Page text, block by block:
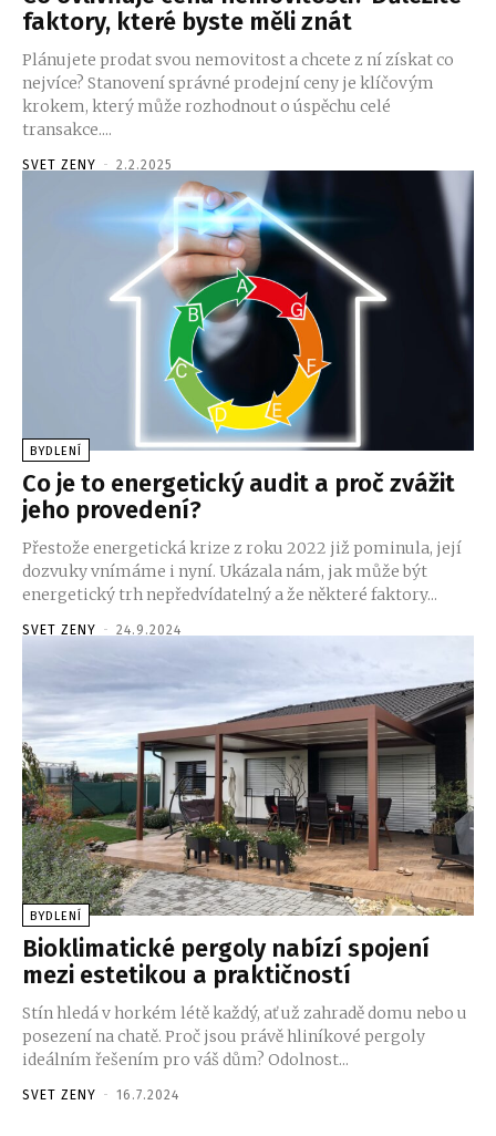
faktory, které byste měli znát
Plánujete prodat svou nemovitost a chcete z ní získat co
nejvíce? Stanovení správné prodejní ceny je klíčovým
krokem, který může rozhodnout o úspěchu celé
transakce....
SVET ZENY - 2.2.2025
BYDLENÍ
Co je to energetický audit a proč zvážit
jeho provedení?
Přestože energetická krize z roku 2022 již pominula, její
dozvuky vnímáme i nyní. Ukázala nám, jak může být
energetický trh nepředvídatelný a že některé faktory...
SVET ZENY - 24.9.2024
BYDLENÍ
Bioklimatické pergoly nabízí spojení
mezi estetikou a praktičností
Stín hledá v horkém létě každý, ať už zahradě domu nebo u
posezení na chatě. Proč jsou právě hliníkové pergoly
ideálním řešením pro váš dům? Odolnost...
SVET ZENY - 16.7.2024